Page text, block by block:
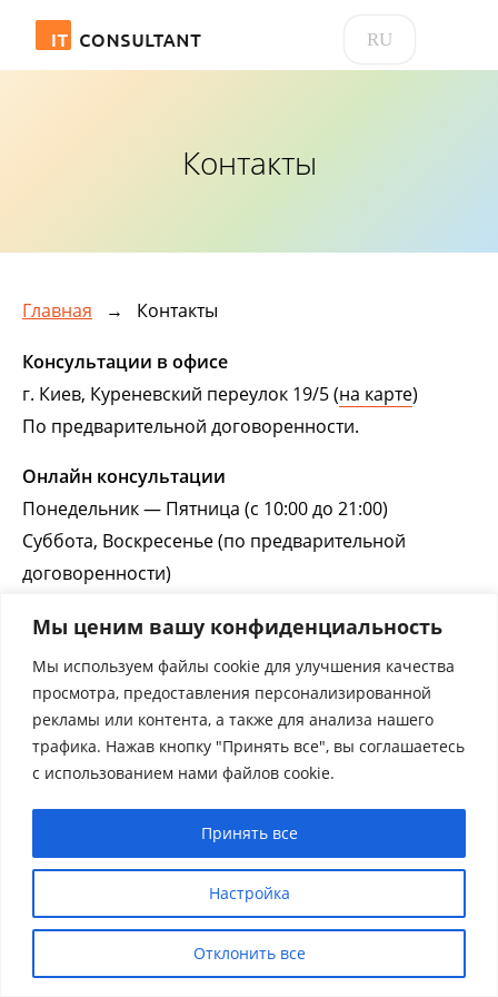
Мы ценим вашу конфиденциальность
Мы используем файлы cookie для улучшения качества
просмотра, предоставления персонализированной
рекламы или контента, а также для анализа нашего
трафика. Нажав кнопку "Принять все", вы соглашаетесь
с использованием нами файлов cookie.
Настройка
Отклонить все
Принять все
RU
Контакты
Главная → Контакты
Консультации в офисе
г. Киев, Куреневский переулок 19/5 (на карте)
По предварительной договоренности.
Онлайн консультации
Понедельник — Пятница (с 10:00 до 21:00)
Суббота, Воскресенье (по предварительной
договоренности)
Телефон
+38 (097) 749-08-49( , WhatsApp
Skype
constantin.borodin
Copyright © 2020 - 2026 itconsultant